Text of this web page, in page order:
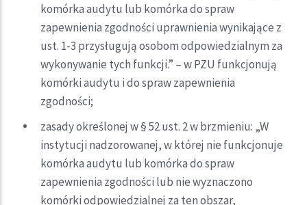
komórka audytu lub komórka do spraw
zapewnienia zgodności uprawnienia wynikające z
ust. 1-3 przysługują osobom odpowiedzialnym za
wykonywanie tych funkcji.” – w PZU funkcjonują
komórki audytu i do spraw zapewnienia
zgodności;
zasady określonej w § 52 ust. 2 w brzmieniu: „W
instytucji nadzorowanej, w której nie funkcjonuje
komórka audytu lub komórka do spraw
zapewnienia zgodności lub nie wyznaczono
komórki odpowiedzialnej za ten obszar,